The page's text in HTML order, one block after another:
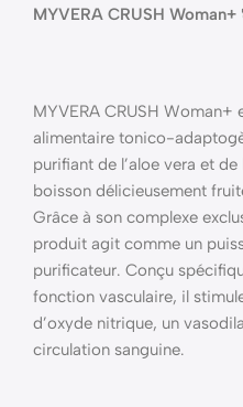
MYVERA CRUSH Woman+
MYVERA CRUSH Woman+
alimentaire tonico-
purifiant de l’aloe vera et
boisson délicieusement
Grâce à son complexe
produit agit comme un
purificateur. Conçu
fonction vasculaire, il
d’oxyde nitrique, un
circulation sanguine.